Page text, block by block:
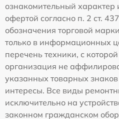
ознакомительный характер
офертой согласно п. 2 ст.
обозначения торговой
только в информационных
перечень техники, с
организация не
указанных товарных
интересы. Все виды
исключительно на
законном гражданском